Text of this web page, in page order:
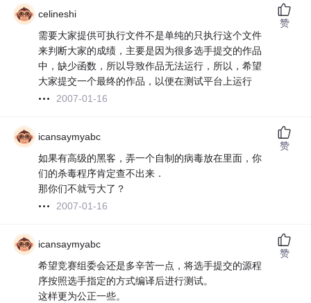
celineshi
需要大家提供可执行文件不是单纯的只执行这个文件
来判断大家的成绩，主要是因为很多选手提交的作品
中，缺少函数，所以导致作品无法运行，所以，希望
大家提交一个最终的作品，以便在测试平台上运行
2007-01-16
赞
icansaymyabc
如果有高级的黑客，弄一个自制的病毒放在里面，你
们的杀毒程序肯定查不出来．
那你们不就亏大了？
2007-01-16
赞
icansaymyabc
希望竞赛组委会还是多辛苦一点，将选手提交的源程
序按照选手指定的方式编译后进行测试。
这样更为公正一些。
赞